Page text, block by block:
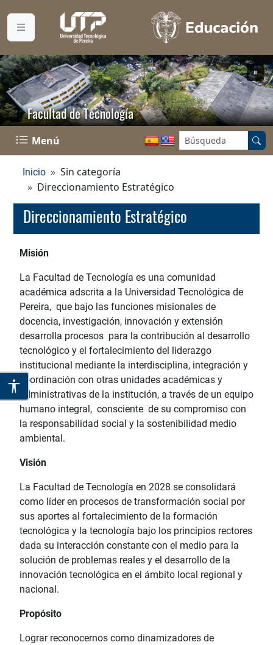
Facultad de Tecnología
Menú Buscar en el sitio:
Inicio
Sin categoría
Direccionamiento Estratégico
Direccionamiento Estratégico
Misión
La Facultad de Tecnología es una comunidad
académica adscrita a la Universidad Tecnológica de
Pereira, que bajo las funciones misionales de
docencia, investigación, innovación y extensión
desarrolla procesos para la contribución al desarrollo
tecnológico y el fortalecimiento del liderazgo
institucional mediante la interdisciplina, integración y
coordinación con otras unidades académicas y
administrativas de la institución, a través de un equipo
humano integral, consciente de su compromiso con
la responsabilidad social y la sostenibilidad medio
ambiental.
Visión
La Facultad de Tecnología en 2028 se consolidará
como líder en procesos de transformación social por
sus aportes al fortalecimiento de la formación
tecnológica y la tecnología bajo los principios rectores
dada su interacción constante con el medio para la
solución de problemas reales y el desarrollo de la
innovación tecnológica en el ámbito local regional y
nacional.
Propósito
Lograr reconocernos como dinamizadores de